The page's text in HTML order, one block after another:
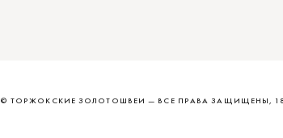
© ТОРЖОКСКИЕ ЗОЛОТОШВЕИ— ВСЕ ПРАВА ЗАЩИЩЕНЫ,